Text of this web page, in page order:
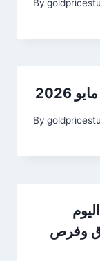
By
By
السوق وفرص